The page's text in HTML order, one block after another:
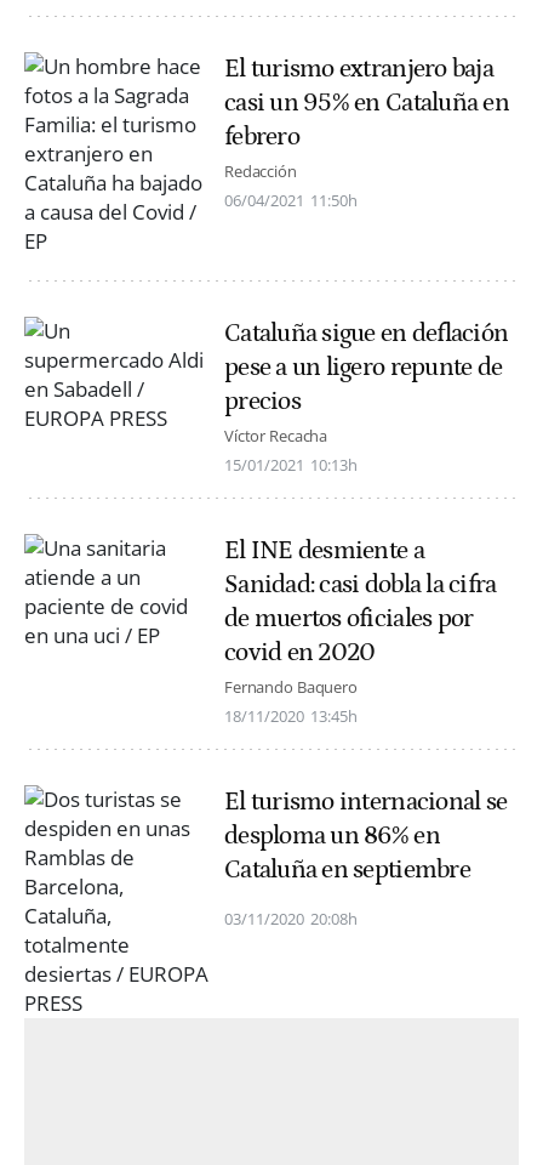
El turismo extranjero baja
casi un 95% en Cataluña en
febrero
Redacción
06/04/2021 11:50h
Cataluña sigue en deflación
pese a un ligero repunte de
precios
Víctor Recacha
15/01/2021 10:13h
El INE desmiente a
Sanidad: casi dobla la cifra
de muertos oficiales por
covid en 2020
Fernando Baquero
18/11/2020 13:45h
El turismo internacional se
desploma un 86% en
Cataluña en septiembre
03/11/2020 20:08h